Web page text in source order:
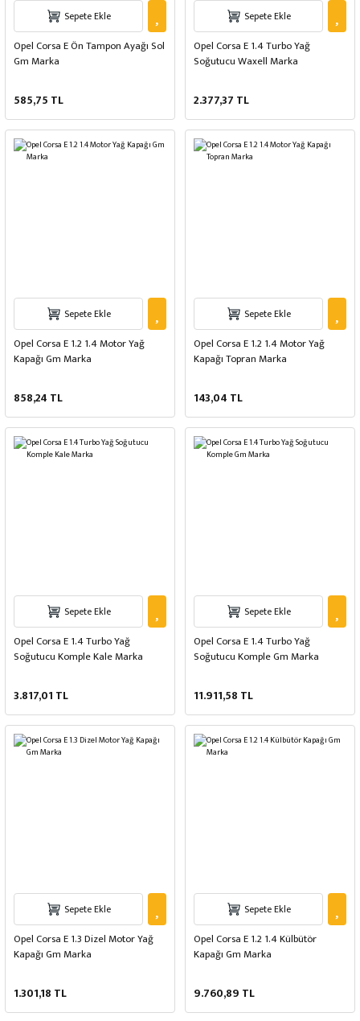
Sepete Ekle
Opel Corsa E Ön Tampon Ayağı Sol
Gm Marka
585,75 TL
Sepete Ekle
Opel Corsa E 1.4 Turbo Yağ
Soğutucu Waxell Marka
2.377,37 TL
Sepete Ekle
Opel Corsa E 1.2 1.4 Motor Yağ
Kapağı Gm Marka
858,24 TL
Sepete Ekle
Opel Corsa E 1.2 1.4 Motor Yağ
Kapağı Topran Marka
143,04 TL
Sepete Ekle
Opel Corsa E 1.4 Turbo Yağ
Soğutucu Komple Kale Marka
3.817,01 TL
Sepete Ekle
Opel Corsa E 1.4 Turbo Yağ
Soğutucu Komple Gm Marka
11.911,58 TL
Sepete Ekle
Opel Corsa E 1.3 Dizel Motor Yağ
Kapağı Gm Marka
1.301,18 TL
Sepete Ekle
Opel Corsa E 1.2 1.4 Külbütör
Kapağı Gm Marka
9.760,89 TL